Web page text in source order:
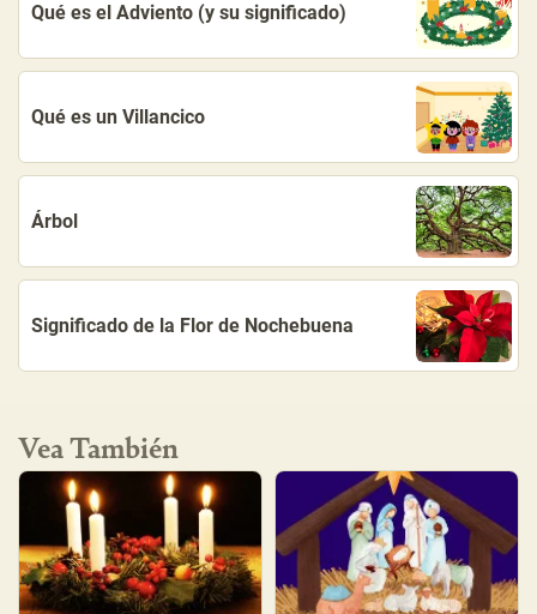
Qué es el Adviento (y su significado)
Qué es un Villancico
Árbol
Significado de la Flor de Nochebuena
Vea También